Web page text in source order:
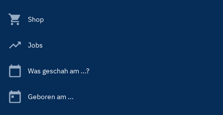
Shop
Jobs
Was geschah am ...?
Geboren am ...